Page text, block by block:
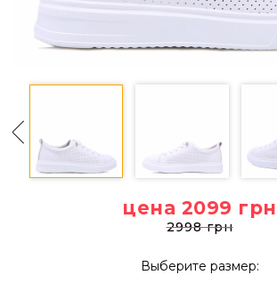
цена 2099 грн
2998 грн
Выберите размер: